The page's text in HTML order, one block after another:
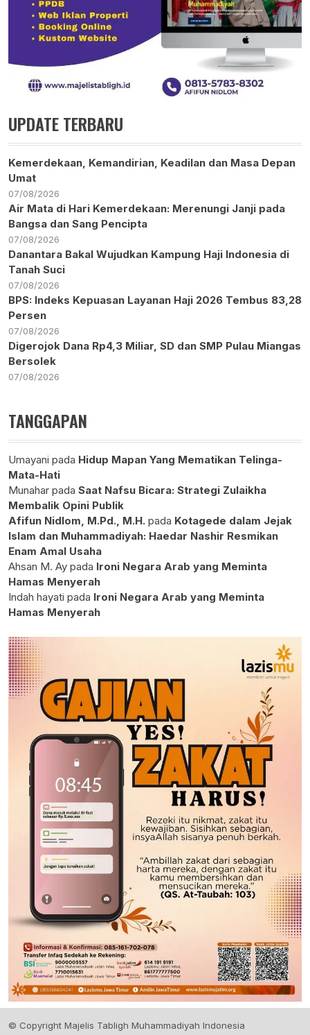
UPDATE TERBARU
Kemerdekaan, Kemandirian, Keadilan dan Masa Depan
Umat
07/08/2026
Air Mata di Hari Kemerdekaan: Merenungi Janji pada
Bangsa dan Sang Pencipta
07/08/2026
Danantara Bakal Wujudkan Kampung Haji Indonesia di
Tanah Suci
07/08/2026
BPS: Indeks Kepuasan Layanan Haji 2026 Tembus 83,28
Persen
07/08/2026
Digerojok Dana Rp4,3 Miliar, SD dan SMP Pulau Miangas
Bersolek
07/08/2026
TANGGAPAN
Umayani pada Hidup Mapan Yang Mematikan Telinga-
Mata-Hati
Munahar pada Saat Nafsu Bicara: Strategi Zulaikha
Membalik Opini Publik
Afifun Nidlom, M.Pd., M.H. pada Kotagede dalam Jejak
Islam dan Muhammadiyah: Haedar Nashir Resmikan
Enam Amal Usaha
Ahsan M. Ay pada Ironi Negara Arab yang Meminta
Hamas Menyerah
Indah hayati pada Ironi Negara Arab yang Meminta
Hamas Menyerah
© Copyright Majelis Tabligh Muhammadiyah Indonesia